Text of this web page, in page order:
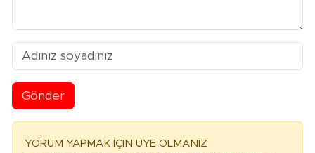
Gönder
YORUM YAPMAK İÇİN ÜYE OLMANIZ